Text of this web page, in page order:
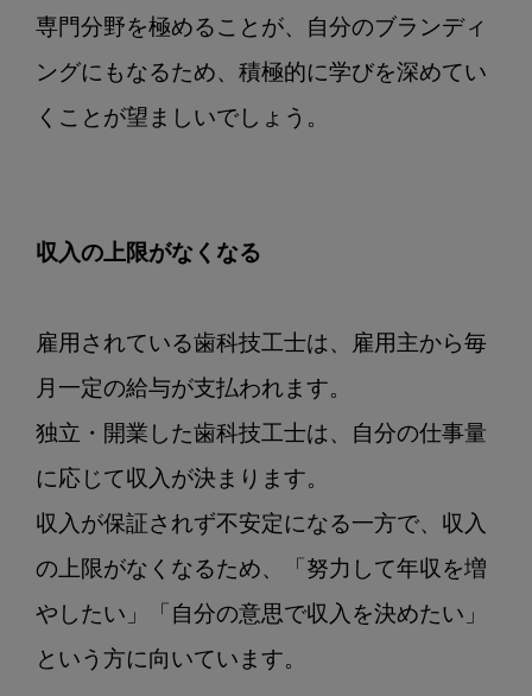
専門分野を極めることが、自分のブランディ
ングにもなるため、積極的に学びを深めてい
くことが望ましいでしょう。
収入の上限がなくなる
雇用されている歯科技工士は、雇用主から毎
月一定の給与が支払われます。
独立・開業した歯科技工士は、自分の仕事量
に応じて収入が決まります。
収入が保証されず不安定になる一方で、収入
の上限がなくなるため、「努力して年収を増
やしたい」「自分の意思で収入を決めたい」
という方に向いています。